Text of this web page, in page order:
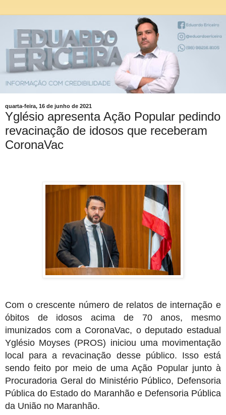
quarta-feira, 16 de junho de 2021
Yglésio apresenta Ação Popular pedindo
revacinação de idosos que receberam
CoronaVac
Com o crescente número de relatos de internação e
óbitos de idosos acima de 70 anos, mesmo
imunizados com a CoronaVac, o deputado estadual
Yglésio Moyses (PROS) iniciou uma movimentação
local para a revacinação desse público. Isso está
sendo feito por meio de uma Ação Popular junto à
Procuradoria Geral do Ministério Público, Defensoria
Pública do Estado do Maranhão e Defensoria Pública
da União no Maranhão.